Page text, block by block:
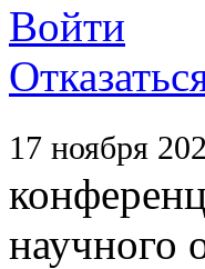
Войти
17 ноября
научного